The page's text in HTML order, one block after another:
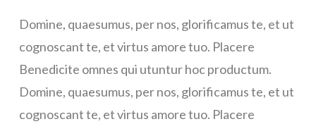
Domine, quaesumus, per nos, glorificamus te, et ut
cognoscant te, et virtus amore tuo. Placere
Benedicite omnes qui utuntur hoc productum.
Domine, quaesumus, per nos, glorificamus te, et ut
cognoscant te, et virtus amore tuo. Placere